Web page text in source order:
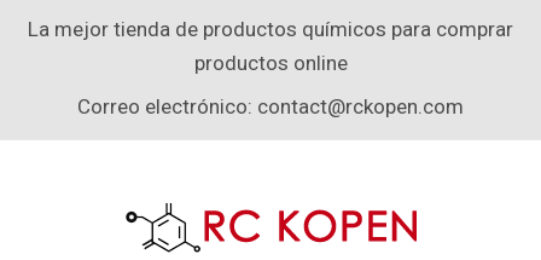
La mejor tienda de productos químicos para comprar
productos online
Correo electrónico: contact@rckopen.com